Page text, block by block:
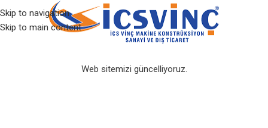
Skip to navigation
Skip to main content
Web sitemizi güncelliyoruz.